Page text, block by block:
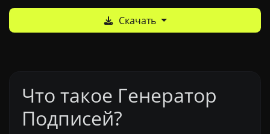
Скачать
Что такое Генератор
Подписей?